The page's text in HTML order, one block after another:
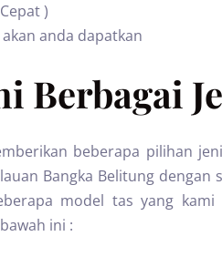
)
anda dapatkan
Berbagai
beberapa pilihan
Bangka Belitung
model tas yang
ini :